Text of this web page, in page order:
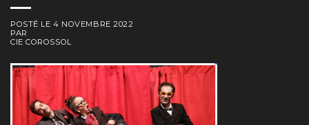
POSTÉ LE4 NOVEMBRE 2022
PAR
CIE COROSSOL